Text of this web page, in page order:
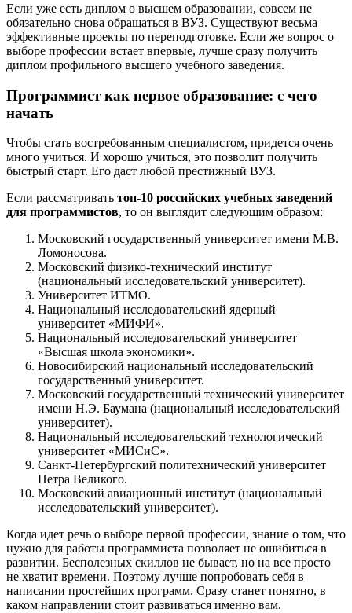
Если уже есть диплом о высшем образовании, совсем не
обязательно снова обращаться в ВУЗ. Существуют весьма
эффективные проекты по переподготовке. Если же вопрос о
выборе профессии встает впервые, лучше сразу получить
диплом профильного высшего учебного заведения.
Программист как первое образование: с чего
начать
Чтобы стать востребованным специалистом, придется очень
много учиться. И хорошо учиться, это позволит получить
быстрый старт. Его даст любой престижный ВУЗ.
Если рассматривать топ-10 российских учебных заведений
для программистов, то он выглядит следующим образом:
Московский государственный университет имени М.В.
Ломоносова.
Московский физико-технический институт
(национальный исследовательский университет).
Университет ИТМО.
Национальный исследовательский ядерный
университет «МИФИ».
Национальный исследовательский университет
«Высшая школа экономики».
Новосибирский национальный исследовательский
государственный университет.
Московский государственный технический университет
имени Н.Э. Баумана (национальный исследовательский
университет).
Национальный исследовательский технологический
университет «МИСиС».
Санкт-Петербургский политехнический университет
Петра Великого.
Московский авиационный институт (национальный
исследовательский университет).
Когда идет речь о выборе первой профессии, знание о том, что
нужно для работы программиста позволяет не ошибиться в
развитии. Бесполезных скиллов не бывает, но на все просто
не хватит времени. Поэтому лучше попробовать себя в
написании простейших программ. Сразу станет понятно, в
каком направлении стоит развиваться именно вам.